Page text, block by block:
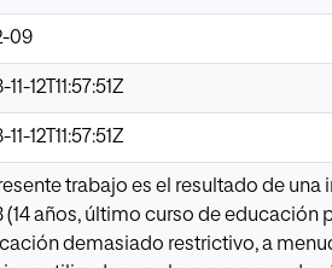
09
11-12T11:57:51Z
11-12T11:57:51Z
trabajo es el resultado de
(14 años, último curso de
demasiado restrictivo, a